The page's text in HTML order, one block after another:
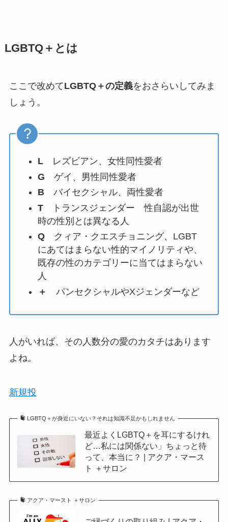
LGBTQ＋とは
ここで改めてLGBTQ＋の定義をおさらいしてみま
しょう。
Lレズビアン、女性同性愛者
G ゲイ、男性同性愛者
Bバイセクシャル、両性愛者
Tトランスジェンダー 性自認が出世
時の性別とは異なる人
Qクィア・クエスチョニング、LGBT
にあてはまらない性的マイノリティや、
既存の性のカテゴリーに当てはまらない
人
＋
パンセクシャルやXジェンダーなど
人がいれば、その人数分の愛のカタチはあります
よね。
新規投
LGBTQ＋が身近にいない？それは知識不足かもしれません
最近よくLGBTQ＋を耳にするけれ
ど…私には関係ない」ちょっと待
って、本当に？ | アクア・マース
ト ＋サロン
アクア・マースト ＋サロン